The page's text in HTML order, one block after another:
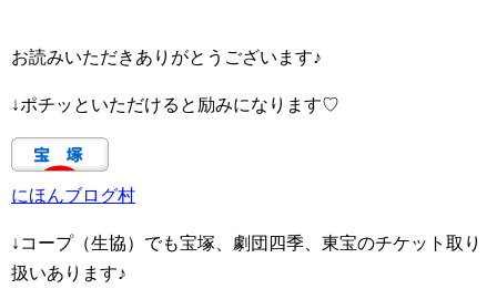
お読みいただきありがとうございます♪
↓ポチッといただけると励みになります♡
にほんブログ村
↓コープ（生協）でも宝塚、劇団四季、東宝のチケット取り
扱いあります♪